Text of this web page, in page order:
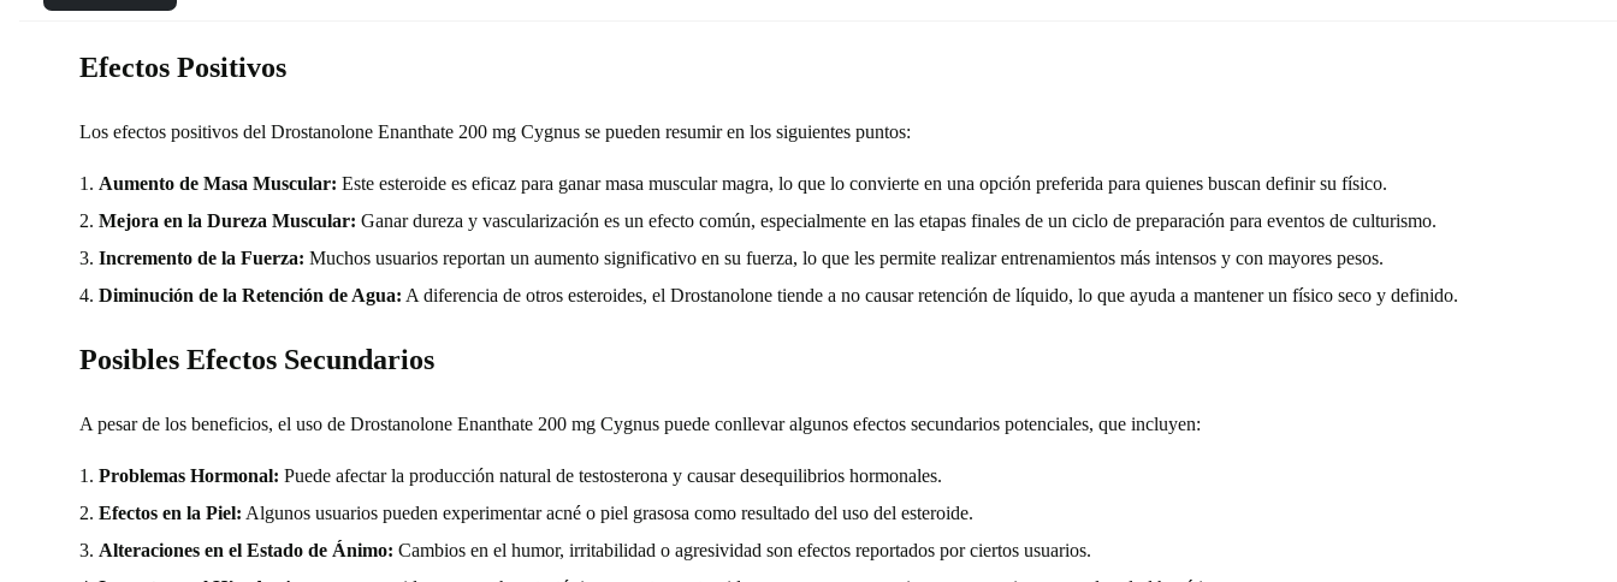
Efectos Positivos
Los efectos positivos del Drostanolone Enanthate 200 mg Cygnus se pueden resumir en los siguientes puntos:
Aumento de Masa Muscular: Este esteroide es eficaz para ganar masa muscular magra, lo que lo convierte en una opción preferida para quienes buscan definir su físico.
Mejora en la Dureza Muscular: Ganar dureza y vascularización es un efecto común, especialmente en las etapas finales de un ciclo de preparación para eventos de culturismo.
Incremento de la Fuerza: Muchos usuarios reportan un aumento significativo en su fuerza, lo que les permite realizar entrenamientos más intensos y con mayores pesos.
Diminución de la Retención de Agua: A diferencia de otros esteroides, el Drostanolone tiende a no causar retención de líquido, lo que ayuda a mantener un físico seco y definido.
Posibles Efectos Secundarios
A pesar de los beneficios, el uso de Drostanolone Enanthate 200 mg Cygnus puede conllevar algunos efectos secundarios potenciales, que incluyen:
Problemas Hormonal: Puede afectar la producción natural de testosterona y causar desequilibrios hormonales.
Efectos en la Piel: Algunos usuarios pueden experimentar acné o piel grasosa como resultado del uso del esteroide.
Alteraciones en el Estado de Ánimo: Cambios en el humor, irritabilidad o agresividad son efectos reportados por ciertos usuarios.